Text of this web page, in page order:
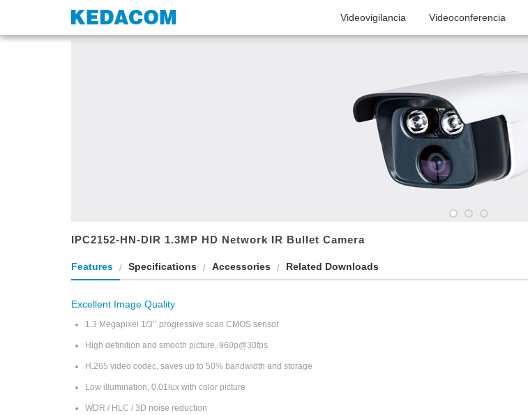
globalsupport@kedacom.com
Videovigilancia Videoconferencia
Home Videovigilancia
IPC2152-HN-DIR 1.3MP HD Network IR Bullet Camera
Features Specifications Accessories Related Downloads
Excellent Image Quality
1.3 Megapixel 1/3’’ progressive scan CMOS sensor
High definition and smooth picture, 960p@30fps
H.265 video codec, saves up to 50% bandwidth and storage
Low illumination, 0.01lux with color picture
WDR / HLC / 3D noise reduction